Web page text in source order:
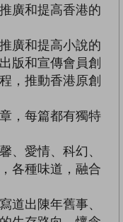
廣和提高香港的
廣和提高小說的
版和宣傳會員創
，推動香港原創
，每篇都有獨特
、愛情、科幻、
各種味道，融合
道出陳年舊事、